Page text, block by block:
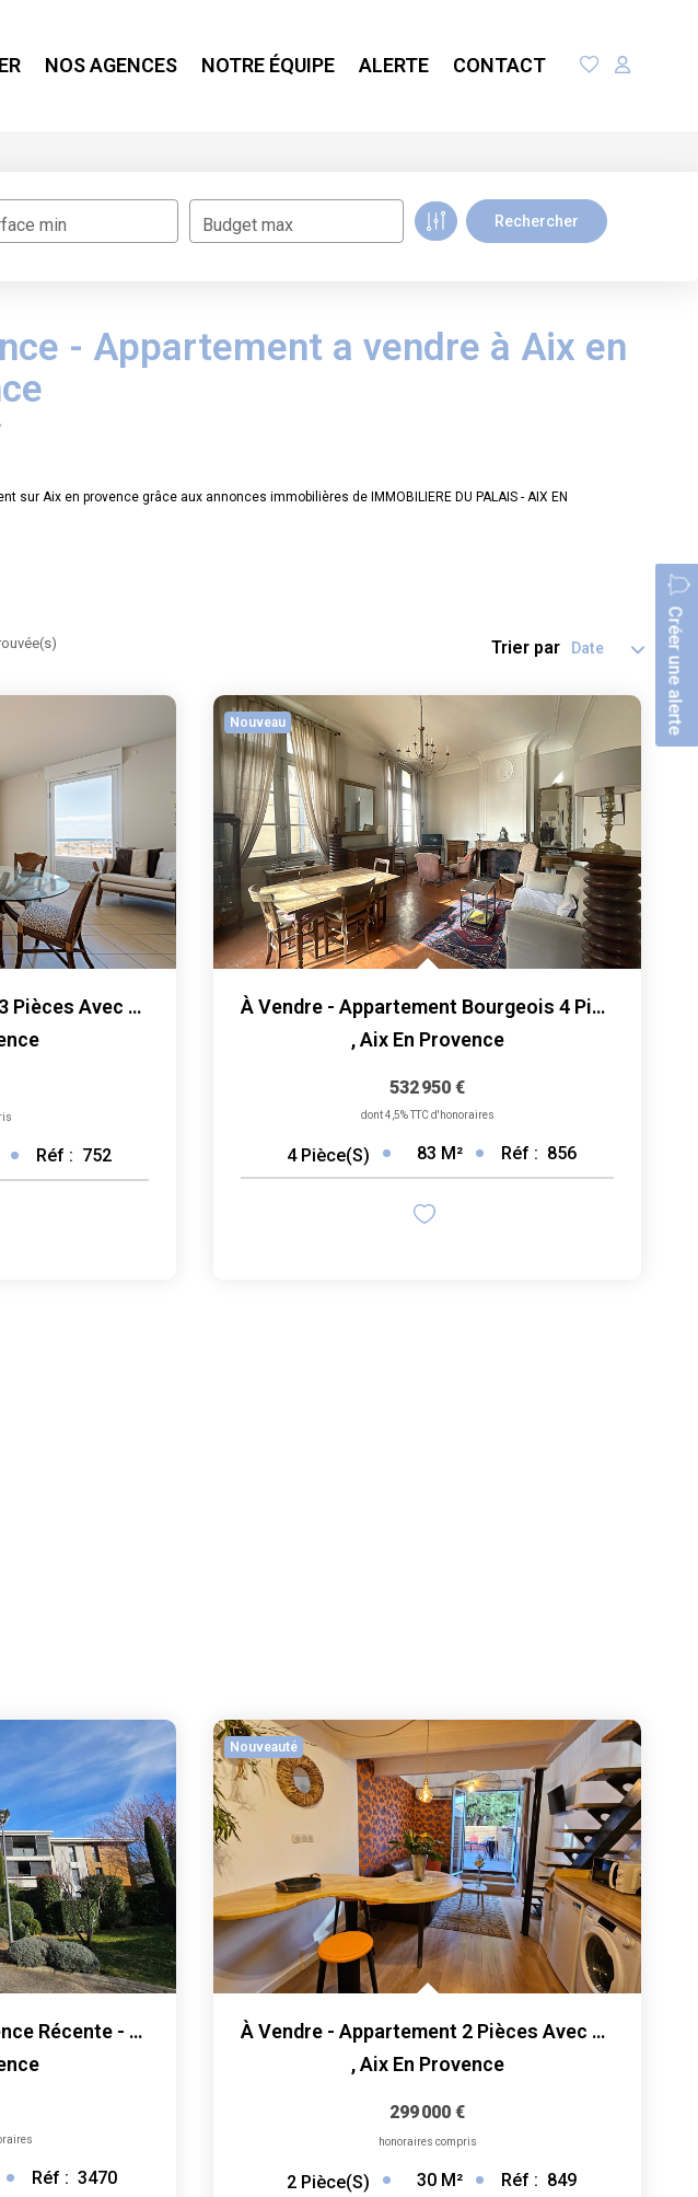
NOS AGENCES NOTRE ÉQUIPE ALERTE CONTACT
min Budget max
- Appartement a vendre à Aix en
Aix en provence grâce aux annonces immobilières de IMMOBILIERE DU PALAIS - AIX EN
Créer une alerte
Trier par
À Vendre - Appartement 3 Pièces Avec Terrasses, Vue Et...
Réf : 752
Nouveau
À Vendre - Appartement Bourgeois 4 Pièces 83 M² Lumineux -...
,Aix En Provence
532 950 €
dont 4,5% TTC d'honoraires
4 Pièce(s) 83 M² Réf : 856
Appartement T4 - Résidence Récente - Quartier Du Montaiguet
Réf : 3470
Nouveauté
À Vendre - Appartement 2 Pièces Avec Terrasse, Rénové...
,Aix En Provence
299 000 €
honoraires compris
2 Pièce(s) 30 M² Réf : 849